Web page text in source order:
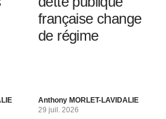
française change
de régime
Anthony MORLET-LAVIDALIE
29 juil. 2026